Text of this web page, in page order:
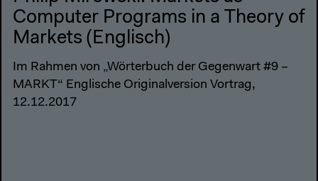
Computer Programs in a Theory of
Markets (Englisch)
Im Rahmen von „Wörterbuch der Gegenwart #9 –
MARKT“ Englische Originalversion Vortrag,
12.12.2017